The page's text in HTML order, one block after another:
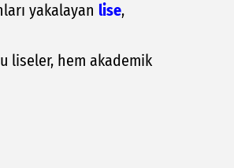
yakalayan lise,
liseler, hem akademik